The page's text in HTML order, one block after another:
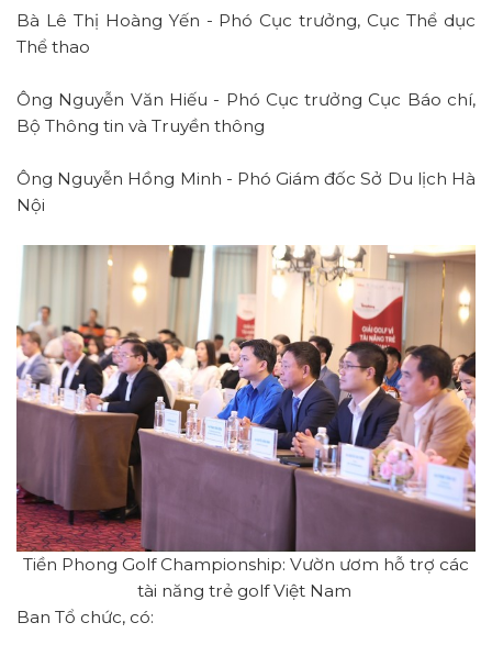
Bà Lê Thị Hoàng Yến - Phó Cục trưởng, Cục Thể dục
Thể thao
Ông Nguyễn Văn Hiếu - Phó Cục trưởng Cục Báo chí,
Bộ Thông tin và Truyền thông
Ông Nguyễn Hồng Minh - Phó Giám đốc Sở Du lịch Hà
Nội
Tiền Phong Golf Championship: Vườn ươm hỗ trợ các
tài năng trẻ golf Việt Nam
Ban Tổ chức, có: